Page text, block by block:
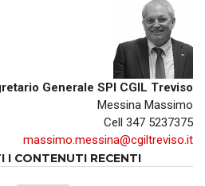
Generale SPI CGIL Treviso
Messina Massimo
Cell 347 5237375
massimo.messina@cgiltreviso.it
I CONTENUTI RECENTI